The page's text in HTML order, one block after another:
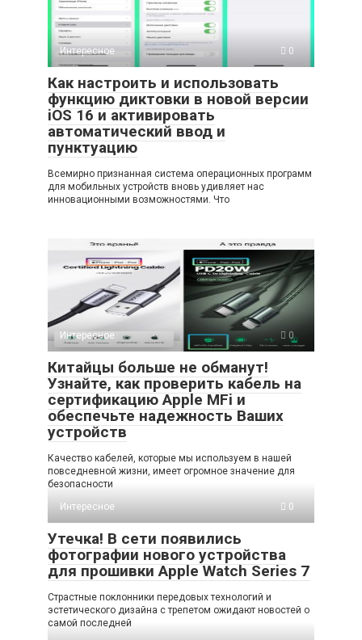
Интересное 0
Как настроить и использовать
функцию диктовки в новой версии
iOS 16 и активировать
автоматический ввод и
пунктуацию
Всемирно признанная система операционных программ
для мобильных устройств вновь удивляет нас
инновационными возможностями. Что
Интересное 0
Китайцы больше не обманут!
Узнайте, как проверить кабель на
сертификацию Apple MFi и
обеспечьте надежность Ваших
устройств
Качество кабелей, которые мы используем в нашей
повседневной жизни, имеет огромное значение для
безопасности
Интересное
0
Утечка! В сети появились
фотографии нового устройства
для прошивки Apple Watch Series 7
Страстные поклонники передовых технологий и
эстетического дизайна с трепетом ожидают новостей о
самой последней